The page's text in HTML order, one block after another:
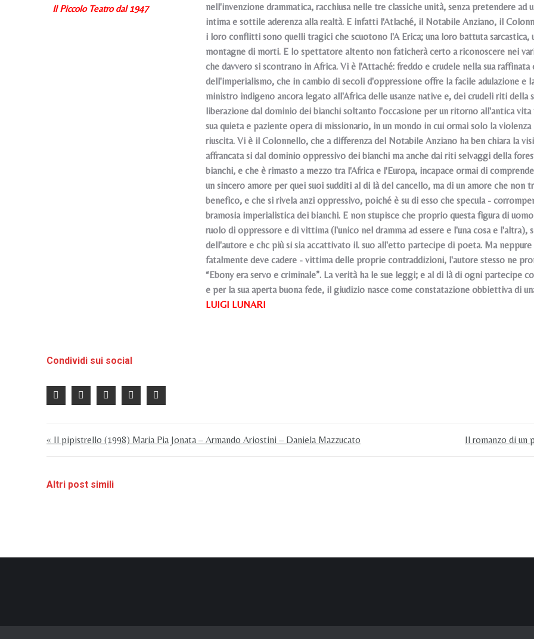
Il Piccolo Teatro dal 1947
nell'invenzione drammatica, racchiusa nelle tre classiche unità, senza pretendere ad
intima e sottile aderenza alla realtà. E infatti l'Atlaché, il Notabile Anziano, il
i loro conflitti sono quelli tragici che scuotono l'A Erica; una loro battuta
montagne di morti. E lo spettatore altento non faticherà certo a riconoscere nei
che davvero si scontrano in Africa. Vi è l'Attaché: freddo e crudele nella sua
dell'imperialismo, che in cambio di secoli d'oppressione offre la facile adulazione e
ministro indigeno ancora legato all'Africa delle usanze native e, dei crudeli riti della
liberazione dal dominio dei bianchi soltanto l'occasione per un ritorno all'antica
sua quieta e paziente opera di missionario, in un mondo in cui ormai solo la
riuscita. Vi è il Colonnello, che a differenza del Notabile Anziano ha ben chiara la
affrancata si dal dominio oppressivo dei bianchi ma anche dai riti selvaggi della
bianchi, e che è rimasto a mezzo tra l'Africa e l'Europa, incapace ormai di
un sincero amore per quei suoi sudditi al di là del cancello, ma di un amore che non
benefico, e che si rivela anzi oppressivo, poiché è su di esso che specula -
bramosia imperialistica dei bianchi. E non stupisce che proprio questa figura di
ruolo di oppressore e di vittima (l'unico nel dramma ad essere e l'una cosa e
dell'autore e chc più si sia accattivato il. suo all'etto partecipe di poeta. Ma
fatalmente deve cadere - vittima delle proprie contraddizioni, l'autore stesso ne
“Ebony era servo e criminale”. La verità ha le sue leggi; e al di là di ogni
e per la sua aperta buona fede, il giudizio nasce come constatazione obbiettiva di
LUIGI LUNARI
Condividi sui social
« Il pipistrello (1998) Maria Pia Jonata – Armando Ariostini – Daniela Mazzucato Il romanzo di un
Altri post simili